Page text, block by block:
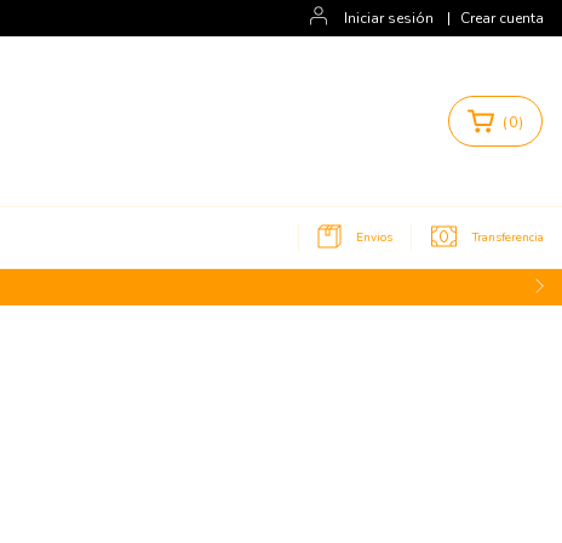
Iniciar sesión | Crear cuenta
(0)
Envios Transferencia